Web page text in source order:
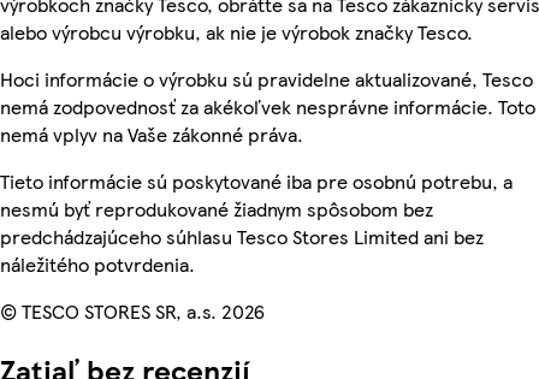
alebo výrobcu výrobku, ak nie je výrobok značky Tesco.
Hoci informácie o výrobku sú pravidelne aktualizované, Tesco
nemá zodpovednosť za akékoľvek nesprávne informácie. Toto
nemá vplyv na Vaše zákonné práva.
Tieto informácie sú poskytované iba pre osobnú potrebu, a
nesmú byť reprodukované žiadnym spôsobom bez
predchádzajúceho súhlasu Tesco Stores Limited ani bez
náležitého potvrdenia.
© TESCO STORES SR, a.s. 2026
Zatiaľ bez recenzií